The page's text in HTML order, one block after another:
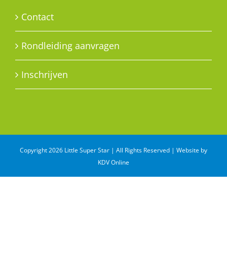
Contact
Rondleiding aanvragen
Inschrijven
Copyright 2026 Little Super Star | All Rights Reserved | Website by
KDV Online